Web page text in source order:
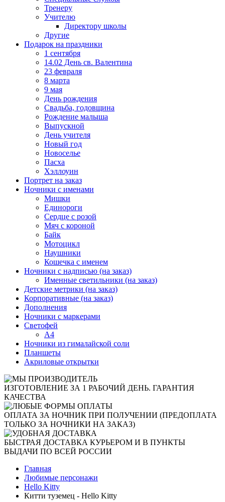
Тренеру
Учителю
Директору школы
Другие
Подарок на праздники
1 сентября
14.02 День св. Валентина
23 февраля
8 марта
9 мая
День рождения
Свадьба, годовщина
Рождение малыша
Выпускной
День учителя
Новый год
Новоселье
Пасха
Хэллоуин
Портрет на заказ
Ночники с именами
Мишки
Единороги
Сердце с розой
Мяч с короной
Байк
Мотоцикл
Наушники
Кошечка с именем
Ночники с надписью (на заказ)
Именные светильники (на заказ)
Детские метрики (на заказ)
Корпоративные (на заказ)
Дополнения
Ночники с маркерами
Светофей
А4
Ночники из гималайской соли
Планшеты
Акриловые открытки
ИЗГОТОВЛЕНИЕ ЗА 1 РАБОЧИЙ ДЕНЬ. ГАРАНТИЯ
КАЧЕСТВА
ОПЛАТА ЗА НОЧНИК ПРИ ПОЛУЧЕНИИ (ПРЕДОПЛАТА
ТОЛЬКО ЗА НОЧНИКИ НА ЗАКАЗ)
БЫСТРАЯ ДОСТАВКА КУРЬЕРОМ И В ПУНКТЫ
ВЫДАЧИ ПО ВСЕЙ РОССИИ
Главная
Любимые персонажи
Hello Kitty
Китти туземец - Hello Kitty